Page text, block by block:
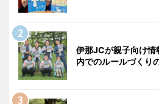
伊那JCが親子向け
内でのルールづくり